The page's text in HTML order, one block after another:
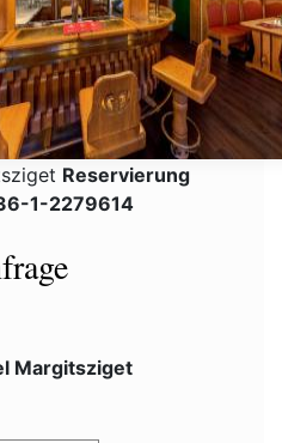
Reservierung
1-2279614
Margitsziget